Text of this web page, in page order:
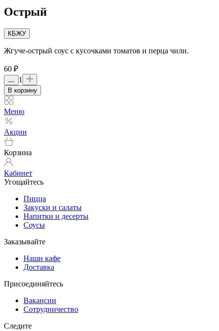
Острый
КБЖУ
Жгуче-острый соус с кусочками томатов и перца чили.
60 ₽
1
В корзину
Меню
Акции
Корзина
Кабинет
Угощайтесь
Пицца
Закуски и салаты
Напитки и десерты
Соусы
Заказывайте
Наши кафе
Доставка
Присоединяйтесь
Вакансии
Сотрудничество
Следите